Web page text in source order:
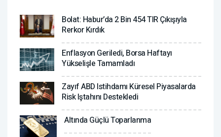
Bolat: Habur’da 2 Bin 454 TIR Çıkışıyla
Rerkor Kırdık
Enflasyon Geriledi, Borsa Haftayı
Yükselişle Tamamladı
Zayıf ABD Istihdamı Küresel Piyasalarda
Risk Iştahını Destekledi
Altında Güçlü Toparlanma